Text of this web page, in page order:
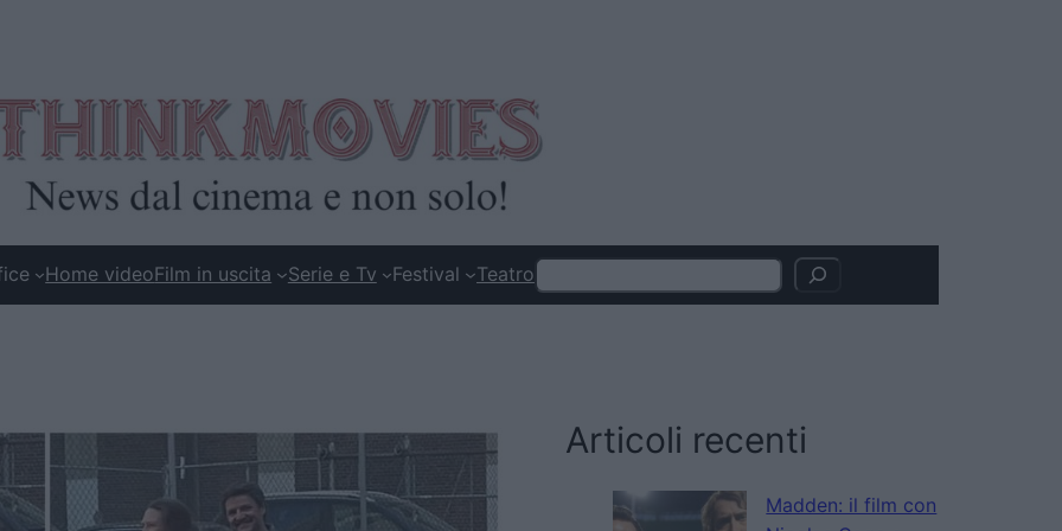
Home videoFilm in uscita Serie e Tv Festival TeatroSearch
Articoli recenti
Madden: il film con